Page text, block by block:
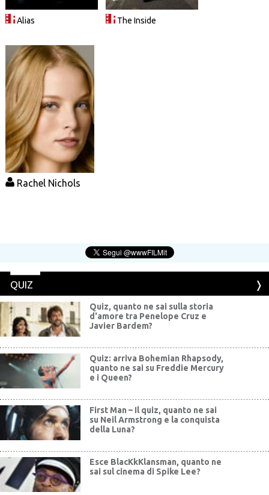
Alias The Inside
Rachel Nichols
QUIZ
Quiz, quanto ne sai sulla storia
d'amore tra Penelope Cruz e
Javier Bardem?
Quiz: arriva Bohemian Rhapsody,
quanto ne sai su Freddie Mercury
e i Queen?
First Man – Il quiz, quanto ne sai
su Neil Armstrong e la conquista
della Luna?
Esce BlacKkKlansman, quanto ne
sai sul cinema di Spike Lee?